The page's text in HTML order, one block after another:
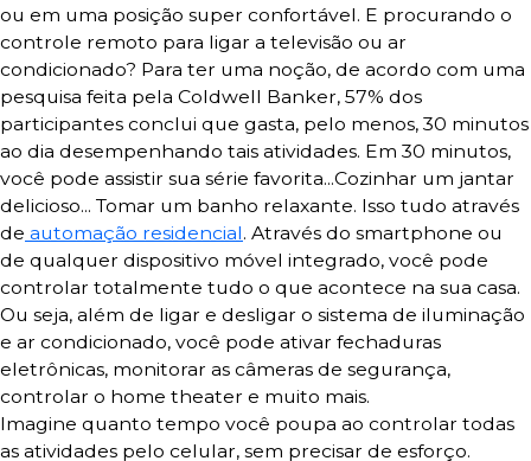
ou em uma posição super confortável. E procurando o
controle remoto para ligar a televisão ou ar
condicionado? Para ter uma noção, de acordo com uma
pesquisa feita pela Coldwell Banker, 57% dos
participantes conclui que gasta, pelo menos, 30 minutos
ao dia desempenhando tais atividades. Em 30 minutos,
você pode assistir sua série favorita...Cozinhar um jantar
delicioso... Tomar um banho relaxante. Isso tudo através
de automação residencial. Através do smartphone ou
de qualquer dispositivo móvel integrado, você pode
controlar totalmente tudo o que acontece na sua casa.
Ou seja, além de ligar e desligar o sistema de iluminação
e ar condicionado, você pode ativar fechaduras
eletrônicas, monitorar as câmeras de segurança,
controlar o home theater e muito mais.
Imagine quanto tempo você poupa ao controlar todas
as atividades pelo celular, sem precisar de esforço.